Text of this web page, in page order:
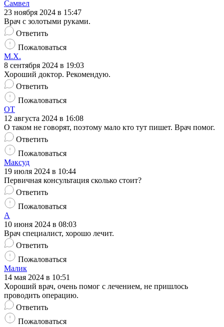
Самвел
23 ноября 2024 в 15:47
Врач с золотыми руками.
Ответить
Пожаловаться
М.Х.
8 сентября 2024 в 19:03
Хороший доктор. Рекомендую.
Ответить
Пожаловаться
ОТ
12 августа 2024 в 16:08
О таком не говорят, поэтому мало кто тут пишет. Врач помог.
Ответить
Пожаловаться
Максуд
19 июля 2024 в 10:44
Первичная консультация сколько стоит?
Ответить
Пожаловаться
А
10 июня 2024 в 08:03
Врач специалист, хорошо лечит.
Ответить
Пожаловаться
Малик
14 мая 2024 в 10:51
Хороший врач, очень помог с лечением, не пришлось
проводить операцию.
Ответить
Пожаловаться